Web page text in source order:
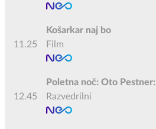
11.25
Košarkar naj bo
Film
12.45
Poletna noč: Oto
prireditve
Razvedrilni